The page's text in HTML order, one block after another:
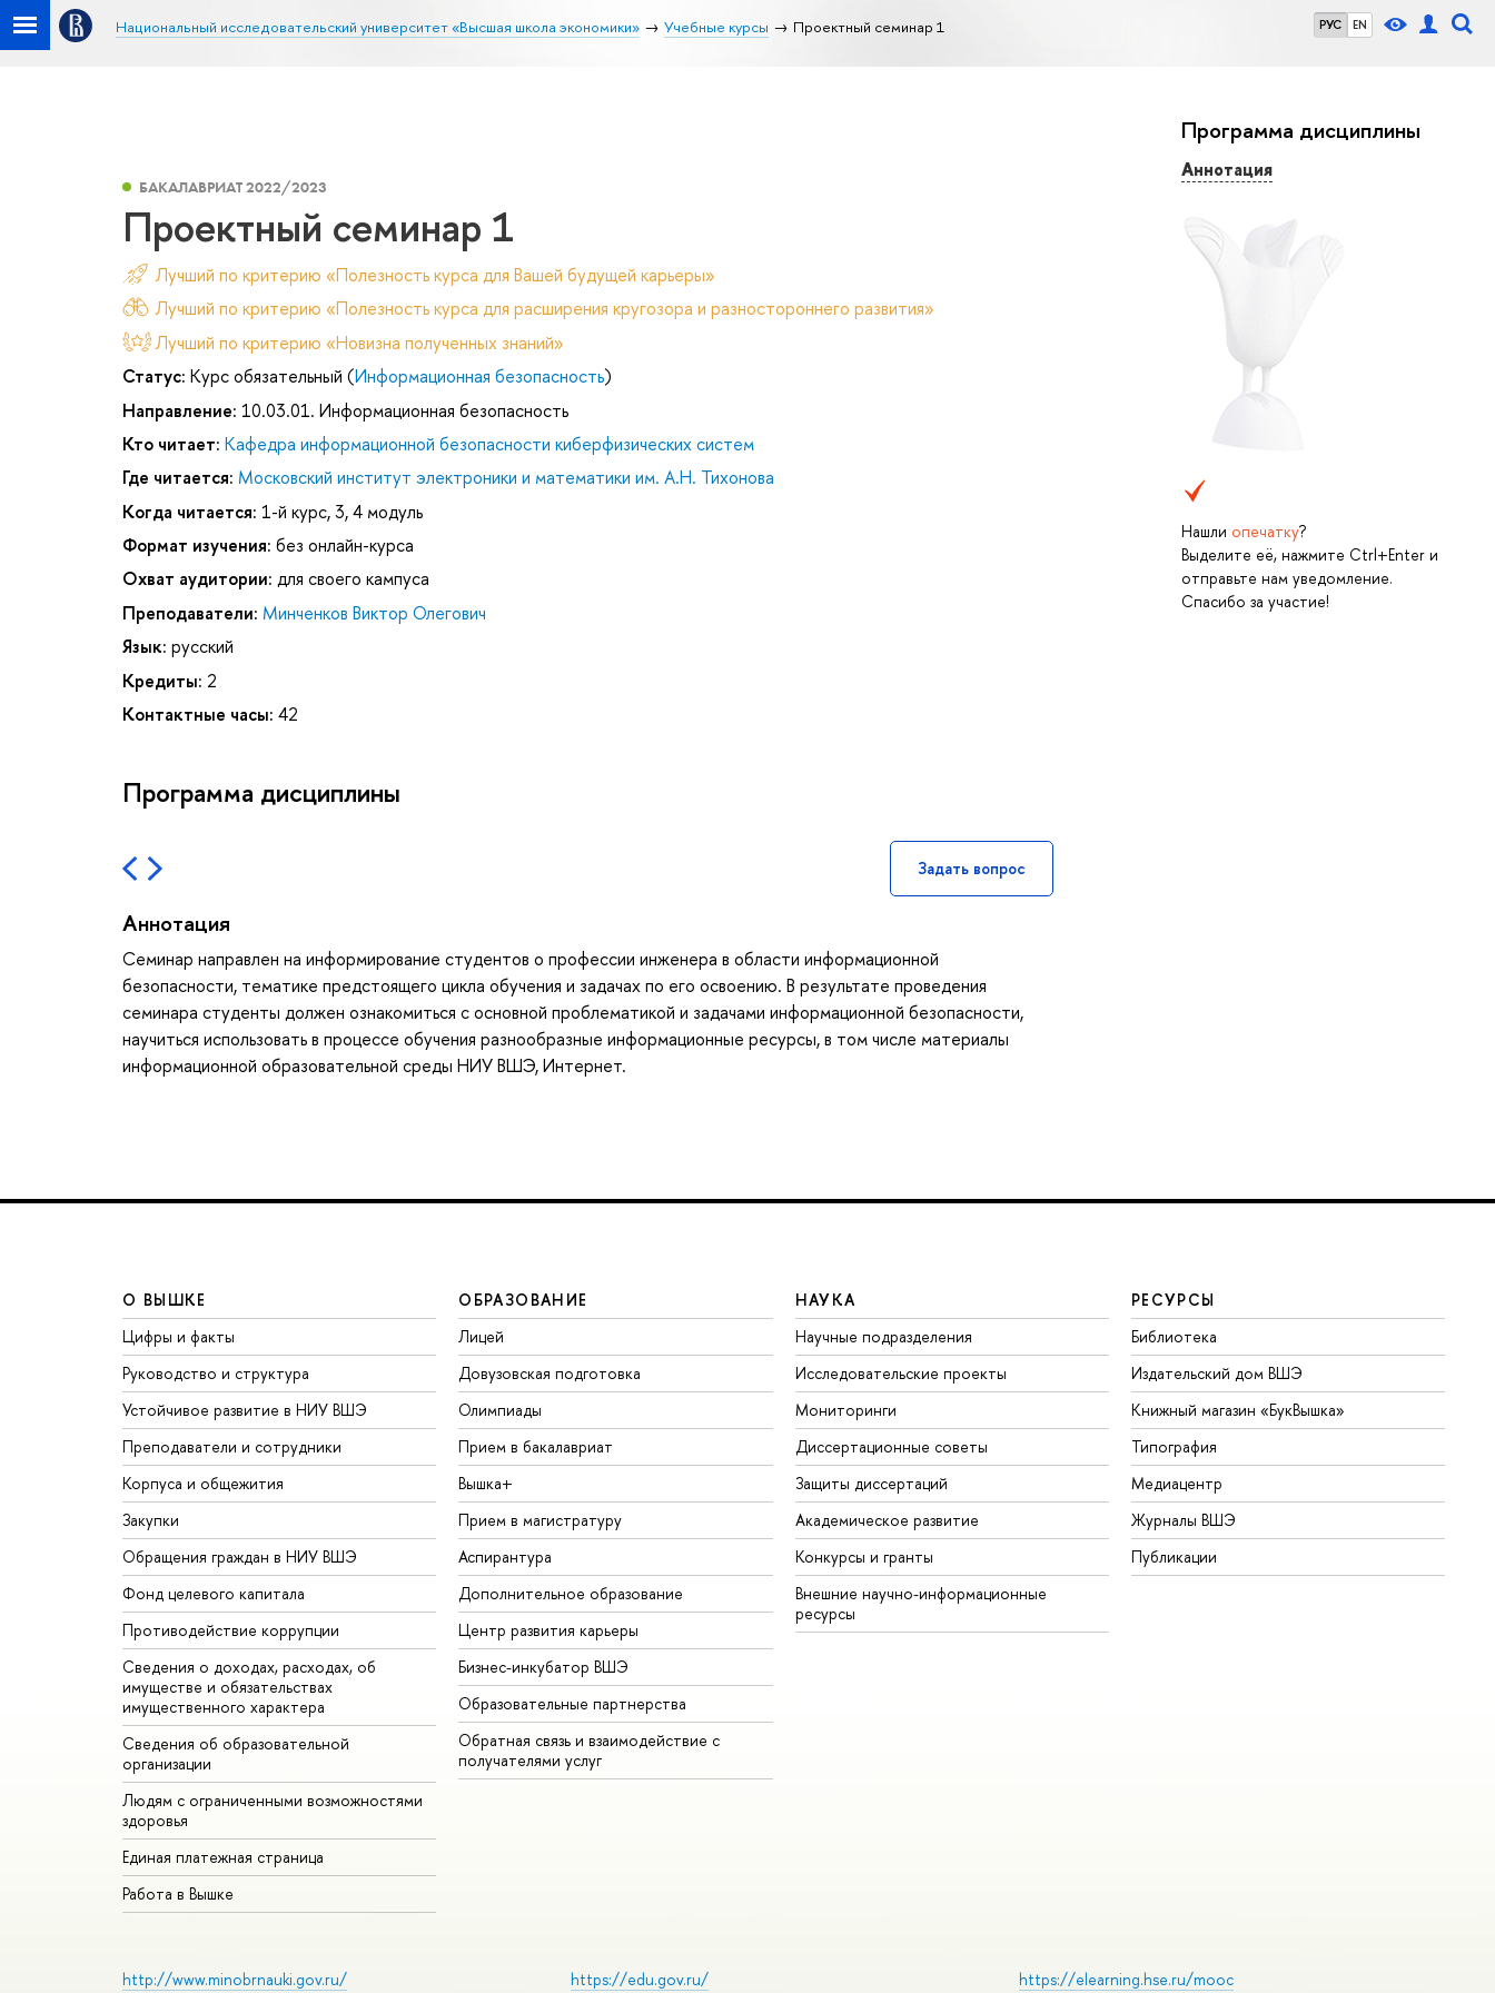
РУС EN
Национальный исследовательский университет «Высшая школа экономики» Учебные курсы Проектный семинар 1
Программа дисциплины
Аннотация
Нашли опечатку?
Выделите её, нажмите Ctrl+Enter и
отправьте нам уведомление.
Спасибо за участие!
БАКАЛАВРИАТ 2022/2023
Проектный семинар 1
Лучший по критерию «Полезность курса для Вашей будущей карьеры»
Лучший по критерию «Полезность курса для расширения кругозора и разностороннего развития»
Лучший по критерию «Новизна полученных знаний»
Статус: Курс обязательный (Информационная безопасность)
Направление: 10.03.01. Информационная безопасность
Кто читает: Кафедра информационной безопасности киберфизических систем
Где читается: Московский институт электроники и математики им. А.Н. Тихонова
Когда читается: 1-й курс, 3, 4 модуль
Формат изучения: без онлайн-курса
Охват аудитории: для своего кампуса
Преподаватели: Минченков Виктор Олегович
Язык: русский
Кредиты: 2
Контактные часы: 42
Программа дисциплины
Задать вопрос
Аннотация
Семинар направлен на информирование студентов о профессии инженера в области информационной
безопасности, тематике предстоящего цикла обучения и задачах по его освоению. В результате проведения
семинара студенты должен ознакомиться с основной проблематикой и задачами информационной безопасности,
научиться использовать в процессе обучения разнообразные информационные ресурсы, в том числе материалы
информационной образовательной среды НИУ ВШЭ, Интернет.
О ВЫШКЕ
Цифры и факты
Руководство и структура
Устойчивое развитие в НИУ ВШЭ
Преподаватели и сотрудники
Корпуса и общежития
Закупки
Обращения граждан в НИУ ВШЭ
Фонд целевого капитала
Противодействие коррупции
Сведения о доходах, расходах, об
имуществе и обязательствах
имущественного характера
Сведения об образовательной
организации
Людям с ограниченными возможностями
здоровья
Единая платежная страница
Работа в Вышке
ОБРАЗОВАНИЕ
Лицей
Довузовская подготовка
Олимпиады
Прием в бакалавриат
Вышка+
Прием в магистратуру
Аспирантура
Дополнительное образование
Центр развития карьеры
Бизнес-инкубатор ВШЭ
Образовательные партнерства
Обратная связь и взаимодействие с
получателями услуг
НАУКА
Научные подразделения
Исследовательские проекты
Мониторинги
Диссертационные советы
Защиты диссертаций
Академическое развитие
Конкурсы и гранты
Внешние научно-информационные
ресурсы
РЕСУРСЫ
Библиотека
Издательский дом ВШЭ
Книжный магазин «БукВышка»
Типография
Медиацентр
Журналы ВШЭ
Публикации
http://www.minobrnauki.gov.ru/
https://edu.gov.ru/
https://elearning.hse.ru/mooc